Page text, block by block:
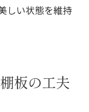
しい状態を維持
板の工夫